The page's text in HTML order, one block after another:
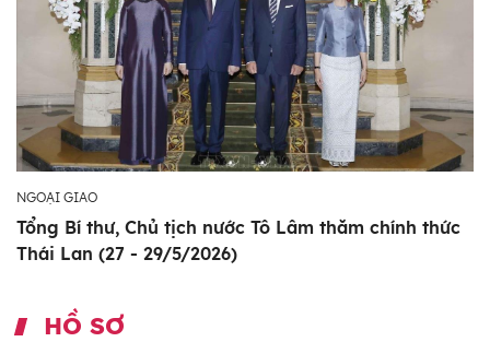
NGOẠI GIAO
Tổng Bí thư, Chủ tịch nước Tô Lâm thăm chính thức
Thái Lan (27 - 29/5/2026)
HỒ SƠ